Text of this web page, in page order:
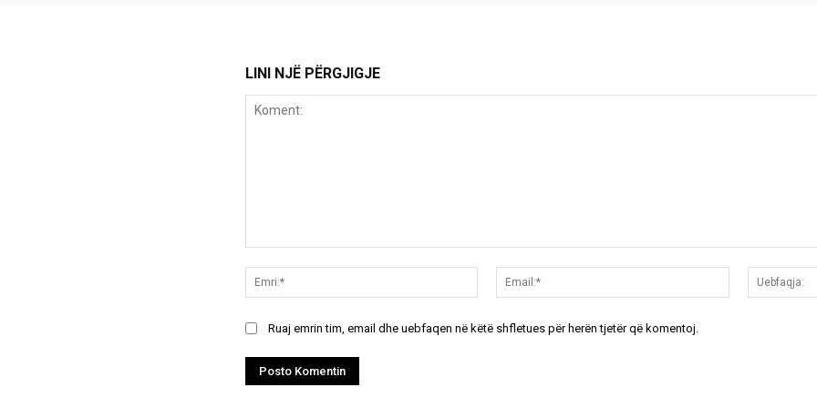
LINI NJË PËRGJIGJE
Emri:*
Email:*
Ruaj emrin tim, email dhe uebfaqen në këtë shfletues për herën tjetër që komentoj.